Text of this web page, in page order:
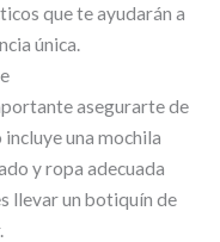
que te ayudarán a
única.
asegurarte de
una mochila
y ropa adecuada
llevar un botiquín de